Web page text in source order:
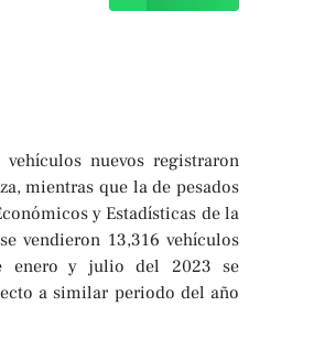
nuevos registraron
mientras que la de pesados
y Estadísticas de la
vendieron 13,316 vehículos
enero y julio del 2023 se
a similar periodo del año